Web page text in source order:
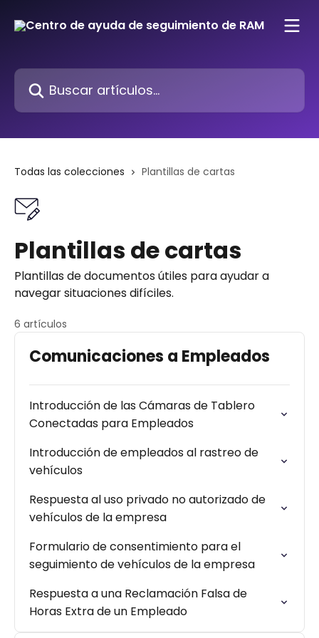
Buscar artículos...
Todas las colecciones Plantillas de cartas
Plantillas de cartas
Plantillas de documentos útiles para ayudar a
navegar situaciones difíciles.
6 artículos
Comunicaciones a Empleados
Introducción de las Cámaras de Tablero
Conectadas para Empleados
Introducción de empleados al rastreo de
vehículos
Respuesta al uso privado no autorizado de
vehículos de la empresa
Formulario de consentimiento para el
seguimiento de vehículos de la empresa
Respuesta a una Reclamación Falsa de
Horas Extra de un Empleado